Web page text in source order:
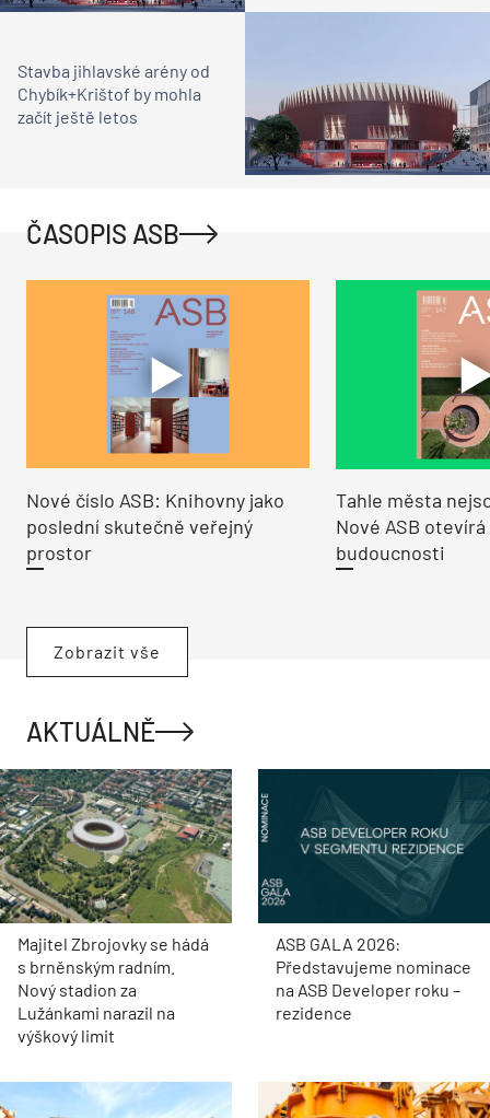
Stavba jihlavské arény od
Chybík+Krištof by mohla
začít ještě letos
ČASOPIS ASB
Nové číslo ASB: Knihovny jako
poslední skutečně veřejný
prostor
Tahle města
Nové ASB
budoucnosti
Zobrazit vše
AKTUÁLNĚ
Majitel Zbrojovky se hádá
s brněnským radním.
Nový stadion za
Lužánkami narazil na
výškový limit
ASB GALA 2026:
Představujeme nominace
na ASB Developer roku –
rezidence